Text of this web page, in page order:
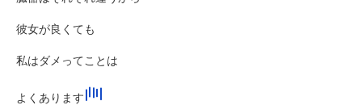
彼女が良くても
私はダメってことは
よくあります